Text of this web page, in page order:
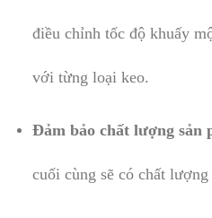
điều chỉnh tốc độ khuấy
với từng loại keo.
Đảm bảo chất lượng sản
cuối cùng sẽ có chất